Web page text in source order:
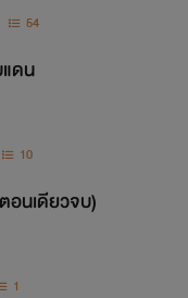
54
ดน
10
อนเดียวจบ)
1